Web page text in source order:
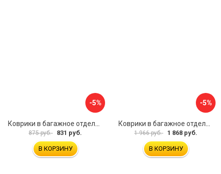
-5%
875 руб. 831 руб.
В КОРЗИНУ
-5%
1 966 руб. 1 868 руб.
В КОРЗИНУ